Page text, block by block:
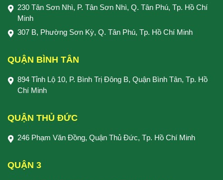
230 Tân Sơn Nhì, P. Tân Sơn Nhì, Q. Tân Phú, Tp. Hồ Chí
Minh
307 B, Phường Sơn Kỳ, Q. Tân Phú, Tp. Hồ Chí Minh
QUẬN BÌNH TÂN
894 Tỉnh Lộ 10, P. Bình Trị Đông B, Quận Bình Tân, Tp. Hồ
Chí Minh
QUẬN THỦ ĐỨC
246 Phạm Văn Đồng, Quận Thủ Đức, Tp. Hồ Chí Minh
QUẬN 3